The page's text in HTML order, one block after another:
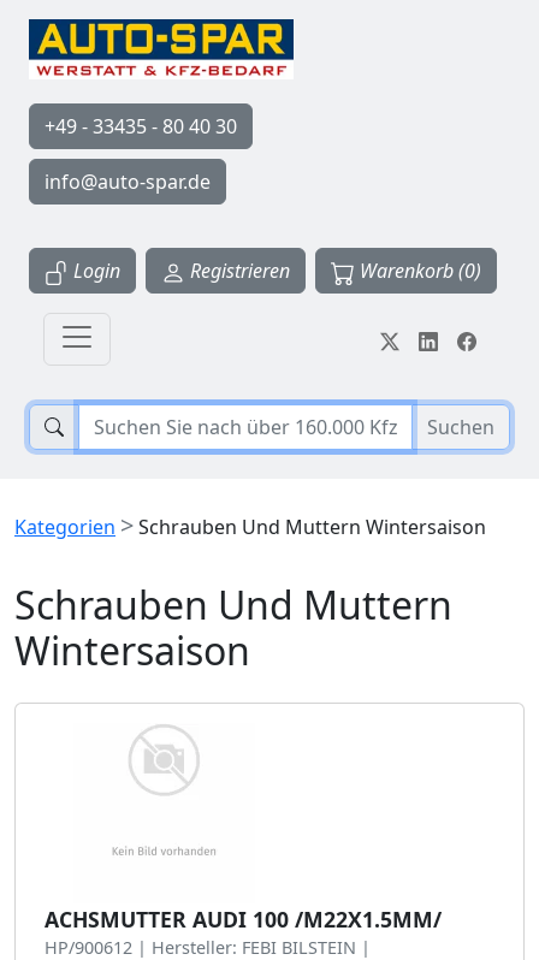
+49 - 33435 - 80 40 30
info@auto-spar.de
Login Registrieren Warenkorb (0)
Suchen
Kategorien >Schrauben Und Muttern Wintersaison
Schrauben Und Muttern
Wintersaison
ACHSMUTTER AUDI 100 /M22X1.5MM/
HP/900612 | Hersteller: FEBI BILSTEIN |